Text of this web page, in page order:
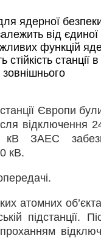
ядерної
від єдиної
функцій
станції
Європи
відключення
кВ ЗАЕС
кВ.
атомних
підстанції.